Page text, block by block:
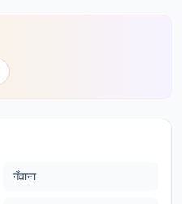
गँवाना